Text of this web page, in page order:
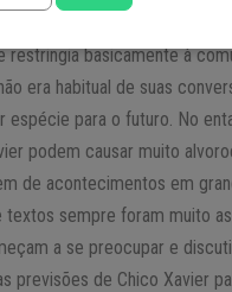
restringia basicamente à
era habitual de suas
espécie para o futuro. No
podem causar muito
de acontecimentos em
textos sempre foram muito
a se preocupar e
previsões de Chico Xavier